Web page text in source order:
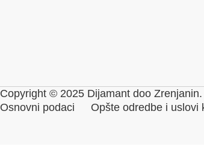
Copyright © 2025 Dijamant doo
Osnovni podaci
Opšte odredbe i uslovi